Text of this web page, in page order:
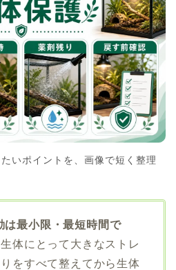
いポイントを、画像で短く整理
は最小限・最短時間で
体にとって大きなストレ
をすべて整えてから生体